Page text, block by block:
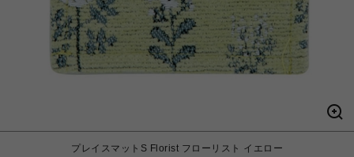
プレイスマットS Florist フローリスト イエロー